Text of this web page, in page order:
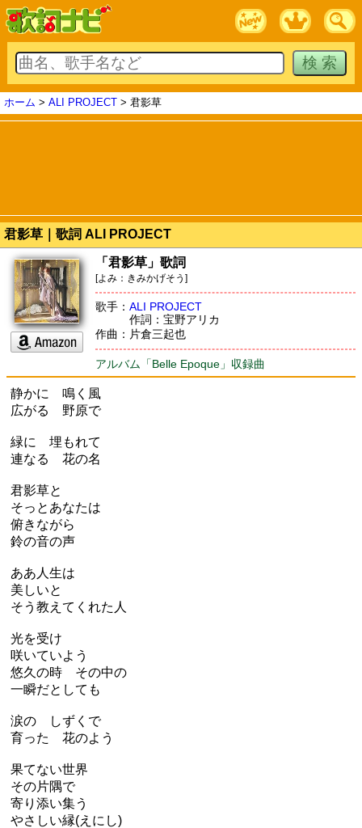
ホーム > ALI PROJECT > 君影草
君影草｜歌詞 ALI PROJECT
「君影草」歌詞
[よみ：きみかげそう]
歌手： ALI PROJECT
作詞：宝野アリカ
作曲：片倉三起也
アルバム「Belle Epoque」収録曲
静かに 鳴く風
広がる 野原で
緑に 埋もれて
連なる 花の名
君影草と
そっとあなたは
俯きながら
鈴の音の声
ああ人生は
美しいと
そう教えてくれた人
光を受け
咲いていよう
悠久の時 その中の
一瞬だとしても
涙の しずくで
育った 花のよう
果てない世界
その片隅で
寄り添い集う
やさしい縁(えにし)